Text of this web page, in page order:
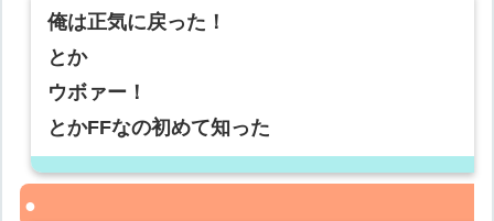
俺は正気に戻った！
とか
ウボァー！
とかFFなの初めて知った